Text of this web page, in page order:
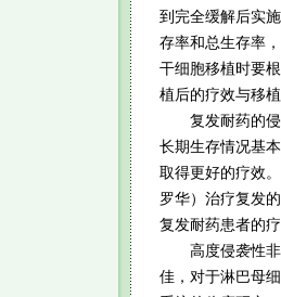
到完全缓解后实
存率和总生存率
干细胞移植时要
植后的疗效与移
复发耐药的侵
长期生存情况基
取得更好的疗效
罗华）治疗复发
复发耐药患者的
高度侵袭性非
佳，对于淋巴母